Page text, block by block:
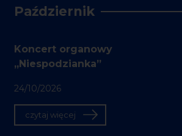
Październik
Koncert organowy
„Niespodzianka”
24/10/2026
czytaj więcej